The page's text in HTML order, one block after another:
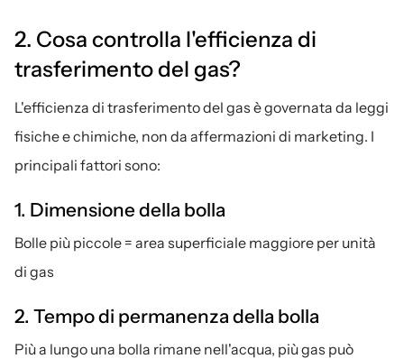
2. Cosa controlla l'efficienza di
trasferimento del gas?
L'efficienza di trasferimento del gas è governata da leggi
fisiche e chimiche, non da affermazioni di marketing. I
principali fattori sono:
1. Dimensione della bolla
Bolle più piccole = area superficiale maggiore per unità
di gas
2. Tempo di permanenza della bolla
Più a lungo una bolla rimane nell'acqua, più gas può